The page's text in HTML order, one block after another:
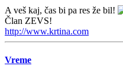
A veš kaj, čas bi pa res že bil!
Član ZEVS!
http://www.krtina.com
Vreme